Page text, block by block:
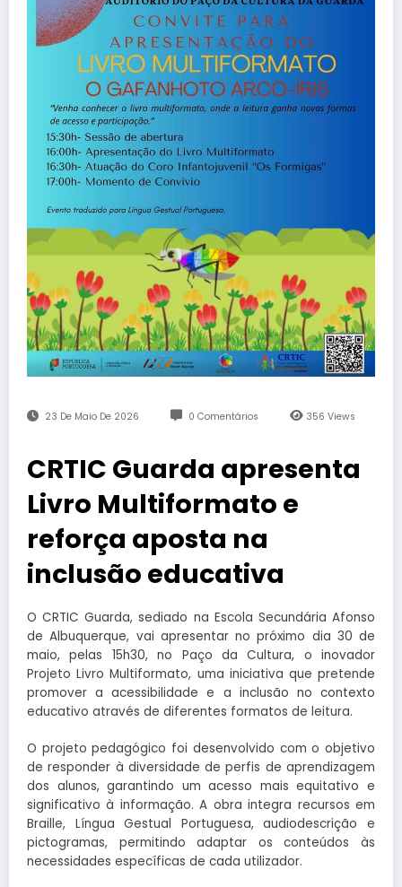
23 De Maio De 2026 0 Comentários 356Views
CRTIC Guarda apresenta
Livro Multiformato e
reforça aposta na
inclusão educativa
O CRTIC Guarda, sediado na Escola Secundária Afonso
de Albuquerque, vai apresentar no próximo dia 30 de
maio, pelas 15h30, no Paço da Cultura, o inovador
Projeto Livro Multiformato, uma iniciativa que pretende
promover a acessibilidade e a inclusão no contexto
educativo através de diferentes formatos de leitura.
O projeto pedagógico foi desenvolvido com o objetivo
de responder à diversidade de perfis de aprendizagem
dos alunos, garantindo um acesso mais equitativo e
significativo à informação. A obra integra recursos em
Braille, Língua Gestual Portuguesa, audiodescrição e
pictogramas, permitindo adaptar os conteúdos às
necessidades específicas de cada utilizador.